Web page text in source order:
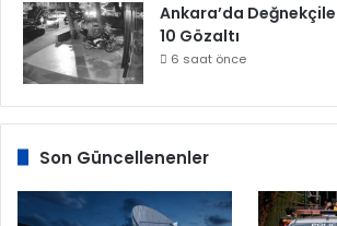
Ankara’da
10 Gözaltı
6 saat önce
Son Güncellenenler